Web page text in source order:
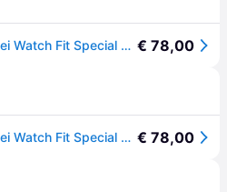
Aangesloten horloge Huawei Watch Fit Special Edition - Noir € 78,00
Aangesloten horloge Huawei Watch Fit Special Edition - Noir € 78,00